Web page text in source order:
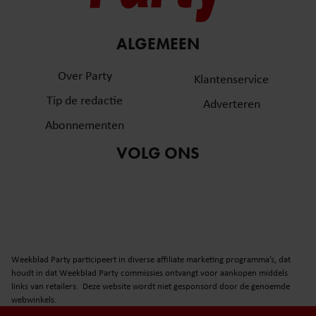
ALGEMEEN
Over Party
Tip de redactie
Abonnementen
Klantenservice
Adverteren
VOLG ONS
Weekblad Party participeert in diverse affiliate marketing programma’s, dat
houdt in dat Weekblad Party commissies ontvangt voor aankopen middels
links van retailers. Deze website wordt niet gesponsord door de genoemde
webwinkels.